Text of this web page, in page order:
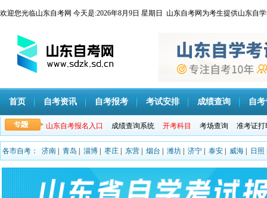
欢迎您光临山东自考网 今天是:2026年8月9日 星期日 山东自考网为考生提供山东自
首页 自考资讯 自考报考 考试安排 成绩查询 自
山东自考报名入口 成绩查询系统 开考科目 考场查询 准考证打
各市自考： 济南 青岛 淄博 枣庄 东营 烟台 潍坊 济宁 泰安 威海 日照